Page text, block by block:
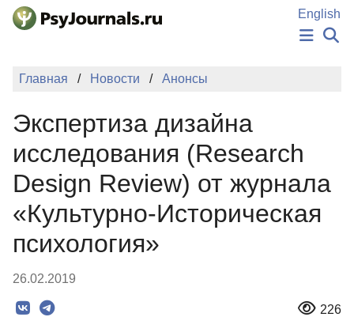
Перейти к основному содержанию
English
НОВОСТИ
ПОДАТЬ РУКОПИСЬ
БАЗА ЗНАНИЙ
КЛЮЧЕВЫЕ СЛОВА
Регистрация
Вход
Главная Новости Анонсы
Экспертиза дизайна
исследования (Research
Design Review) от журнала
«Культурно-Историческая
психология»
26.02.2019
226